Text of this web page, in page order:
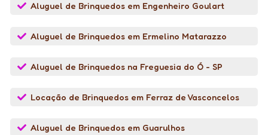
Aluguel de Brinquedos em Engenheiro Goulart
Aluguel de Brinquedos em Ermelino Matarazzo
Aluguel de Brinquedos na Freguesia do Ó - SP
Locação de Brinquedos em Ferraz de Vasconcelos
Aluguel de Brinquedos em Guarulhos